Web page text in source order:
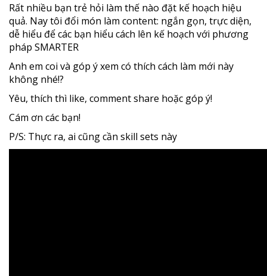
Rất nhiều bạn trẻ hỏi làm thế nào đặt kế hoạch hiệu
quả. Nay tôi đổi món làm content: ngắn gọn, trực diện,
dễ hiểu để các bạn hiểu cách lên kế hoạch với phương
pháp SMARTER
Anh em coi và góp ý xem có thích cách làm mới này
không nhé!?
Yêu, thích thì like, comment share hoặc góp ý!
Cám ơn các bạn!
P/S: Thực ra, ai cũng cần skill sets này